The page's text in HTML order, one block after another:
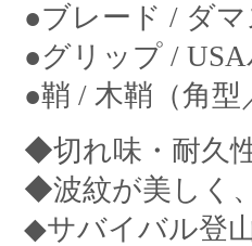
●ブレード / ダ
●グリップ /
●鞘 / 木鞘（角
◆切れ味・耐久
◆波紋が美しく
◆サバイバル登